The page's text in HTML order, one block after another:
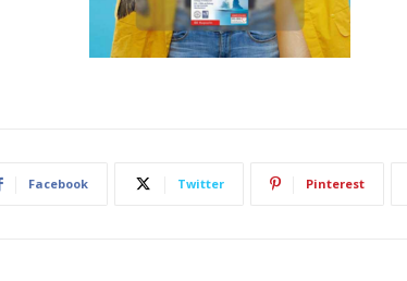
Facebook Twitter Pinterest